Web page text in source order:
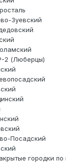
Зуевский
2 (Люберцы)
Посадский
городки по